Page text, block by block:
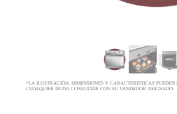
*LA ILUSTRACIÓN, DIMENSIONES Y CARACTERISTICAS
CUALQUIER DUDA CONSULTAR CON SU VENDEDOR ASIGNADO